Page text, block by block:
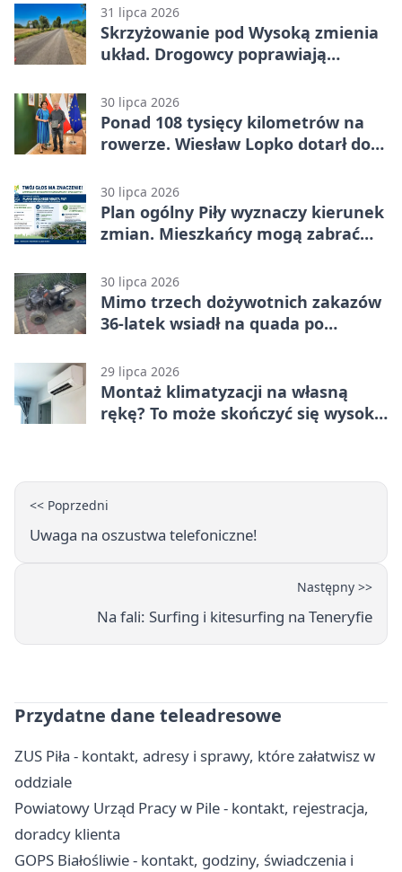
31 lipca 2026
Skrzyżowanie pod Wysoką zmienia
układ. Drogowcy poprawiają
30 lipca 2026
Ponad 108 tysięcy kilometrów na
rowerze. Wiesław Lopko dotarł do
30 lipca 2026
Plan ogólny Piły wyznaczy kierunek
zmian. Mieszkańcy mogą zabrać
30 lipca 2026
Mimo trzech dożywotnich zakazów
36-latek wsiadł na quada po
29 lipca 2026
Montaż klimatyzacji na własną
rękę? To może skończyć się wysoką
<< Poprzedni
Uwaga na oszustwa telefoniczne!
Następny >>
Na fali: Surfing i kitesurfing na Teneryfie
Przydatne dane teleadresowe
ZUS Piła - kontakt, adresy i sprawy, które załatwisz w
oddziale
Powiatowy Urząd Pracy w Pile - kontakt, rejestracja,
doradcy klienta
GOPS Białośliwie - kontakt, godziny, świadczenia i